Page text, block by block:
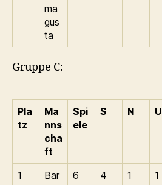
ma
gus
ta
Gruppe C:
Pla
tz
Ma
nns
cha
ft
Spi
ele
S N U
1
Bar
6 4 1 1